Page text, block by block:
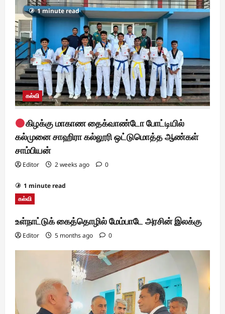
1 minute read
கல்வி
கிழக்கு மாகாண தைக்வாண்டோ போட்டியில்
கல்முனை சாஹிரா கல்லூரி ஒட்டுமொத்த ஆண்கள்
சாம்பியன்
Editor 2 weeks ago 0
1 minute read
கல்வி
உள்நாட்டுக் கைத்தொழில் மேம்பாடே அரசின் இலக்கு
Editor 5 months ago 0